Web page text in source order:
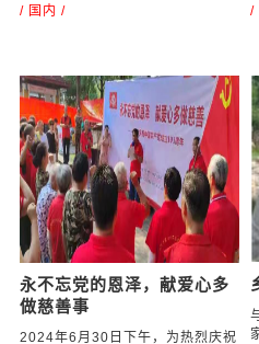
辣妈100生态圈暨辣妈HOT MOM
世界旅游辣妈全新起航！
第28届环球夫人大赛东莞赛区总
高素质农民粮油从业人员培训班
工程师、音乐人王长胜的多
元人生与时代担当
从河北枣强的田野阡陌到工程技术
的殿堂，从企业管理的运筹帷幄到
音乐创作的情感挥洒，王长胜以实
干为笔、以热爱为墨，在工程、艺
术与公益的
/ 国内 /
/